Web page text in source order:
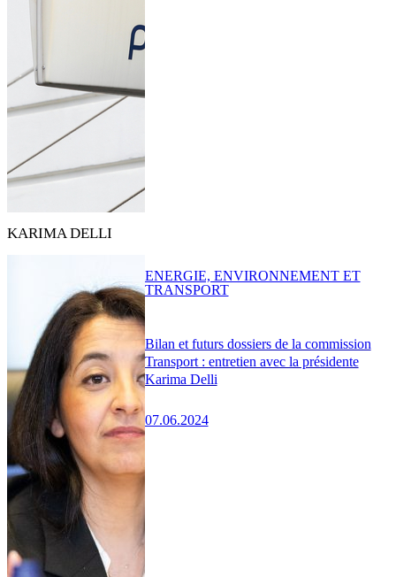
KARIMA DELLI
Bilan et futurs dossiers de la commission
Transport : entretien avec la présidente
Karima Delli
07.06.2024
ENERGIE, ENVIRONNEMENT ET
TRANSPORT